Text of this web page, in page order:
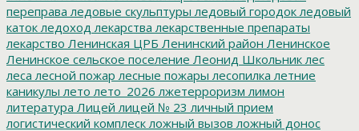
переправа ледовые скульптуры ледовый городок ледовый
каток ледоход лекарства лекарственные препараты
лекарство Ленинская ЦРБ Ленинский район Ленинское
Ленинское сельское поселение Леонид Школьник лес
леса лесной пожар лесные пожары лесопилка летние
каникулы лето лето_2026 лжетерроризм лимон
литература Лицей лицей № 23 личный прием
логистический комплеск ложный вызов ложный донос